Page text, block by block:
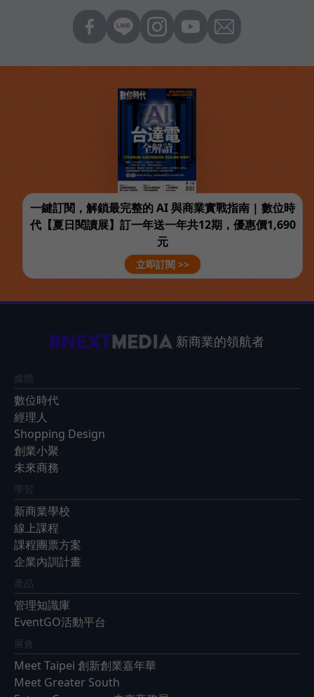
一鍵訂閱，解鎖最完整的 AI 與商業實戰指南 | 數位時
代【夏日閱讀展】訂一年送一年共12期，優惠價1,690
元
立即訂閱 >>
新商業的領航者
媒體
數位時代
經理人
Shopping Design
創業小聚
未來商務
學習
新商業學校
線上課程
課程團票方案
企業內訓計畫
產品
管理知識庫
EventGO活動平台
展會
Meet Taipei 創新創業嘉年華
Meet Greater South